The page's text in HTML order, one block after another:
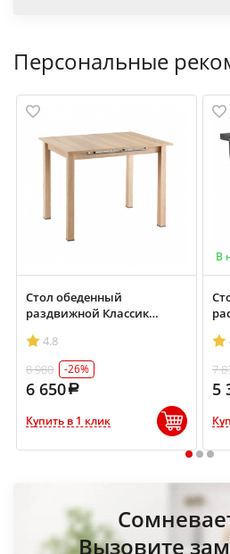
Персональные
Стол обеденный
раздвижной Классик
4.8
8 980
-26%
6 650
Купить в 1 клик
В
7
5
1 2 3
Вызовите